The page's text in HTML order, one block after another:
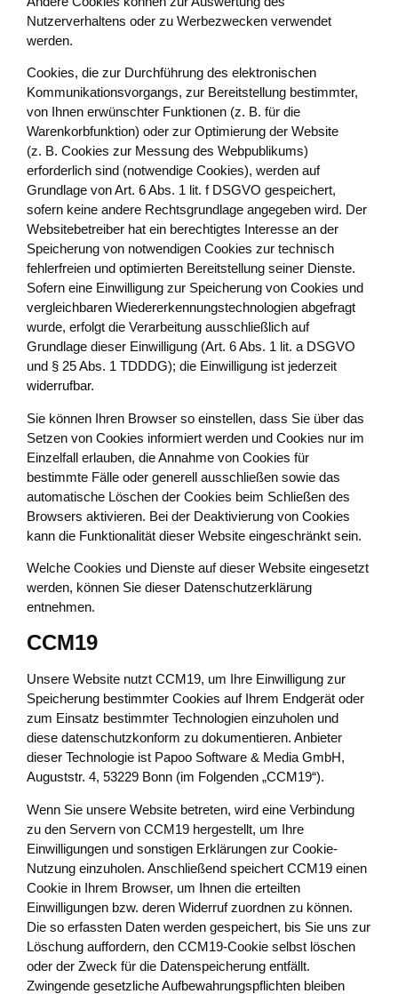
Nutzerverhaltens oder zu Werbezwecken verwendet
werden.
Cookies, die zur Durchführung des elektronischen
Kommunikationsvorgangs, zur Bereitstellung bestimmter,
von Ihnen erwünschter Funktionen (z. B. für die
Warenkorbfunktion) oder zur Optimierung der Website
(z. B. Cookies zur Messung des Webpublikums)
erforderlich sind (notwendige Cookies), werden auf
Grundlage von Art. 6 Abs. 1 lit. f DSGVO gespeichert,
sofern keine andere Rechtsgrundlage angegeben wird. Der
Websitebetreiber hat ein berechtigtes Interesse an der
Speicherung von notwendigen Cookies zur technisch
fehlerfreien und optimierten Bereitstellung seiner Dienste.
Sofern eine Einwilligung zur Speicherung von Cookies und
vergleichbaren Wiedererkennungstechnologien abgefragt
wurde, erfolgt die Verarbeitung ausschließlich auf
Grundlage dieser Einwilligung (Art. 6 Abs. 1 lit. a DSGVO
und § 25 Abs. 1 TDDDG); die Einwilligung ist jederzeit
widerrufbar.
Sie können Ihren Browser so einstellen, dass Sie über das
Setzen von Cookies informiert werden und Cookies nur im
Einzelfall erlauben, die Annahme von Cookies für
bestimmte Fälle oder generell ausschließen sowie das
automatische Löschen der Cookies beim Schließen des
Browsers aktivieren. Bei der Deaktivierung von Cookies
kann die Funktionalität dieser Website eingeschränkt sein.
Welche Cookies und Dienste auf dieser Website eingesetzt
werden, können Sie dieser Datenschutzerklärung
entnehmen.
CCM19
Unsere Website nutzt CCM19, um Ihre Einwilligung zur
Speicherung bestimmter Cookies auf Ihrem Endgerät oder
zum Einsatz bestimmter Technologien einzuholen und
diese datenschutzkonform zu dokumentieren. Anbieter
dieser Technologie ist Papoo Software & Media GmbH,
Auguststr. 4, 53229 Bonn (im Folgenden „CCM19“).
Wenn Sie unsere Website betreten, wird eine Verbindung
zu den Servern von CCM19 hergestellt, um Ihre
Einwilligungen und sonstigen Erklärungen zur Cookie-
Nutzung einzuholen. Anschließend speichert CCM19 einen
Cookie in Ihrem Browser, um Ihnen die erteilten
Einwilligungen bzw. deren Widerruf zuordnen zu können.
Die so erfassten Daten werden gespeichert, bis Sie uns zur
Löschung auffordern, den CCM19-Cookie selbst löschen
oder der Zweck für die Datenspeicherung entfällt.
Zwingende gesetzliche Aufbewahrungspflichten bleiben